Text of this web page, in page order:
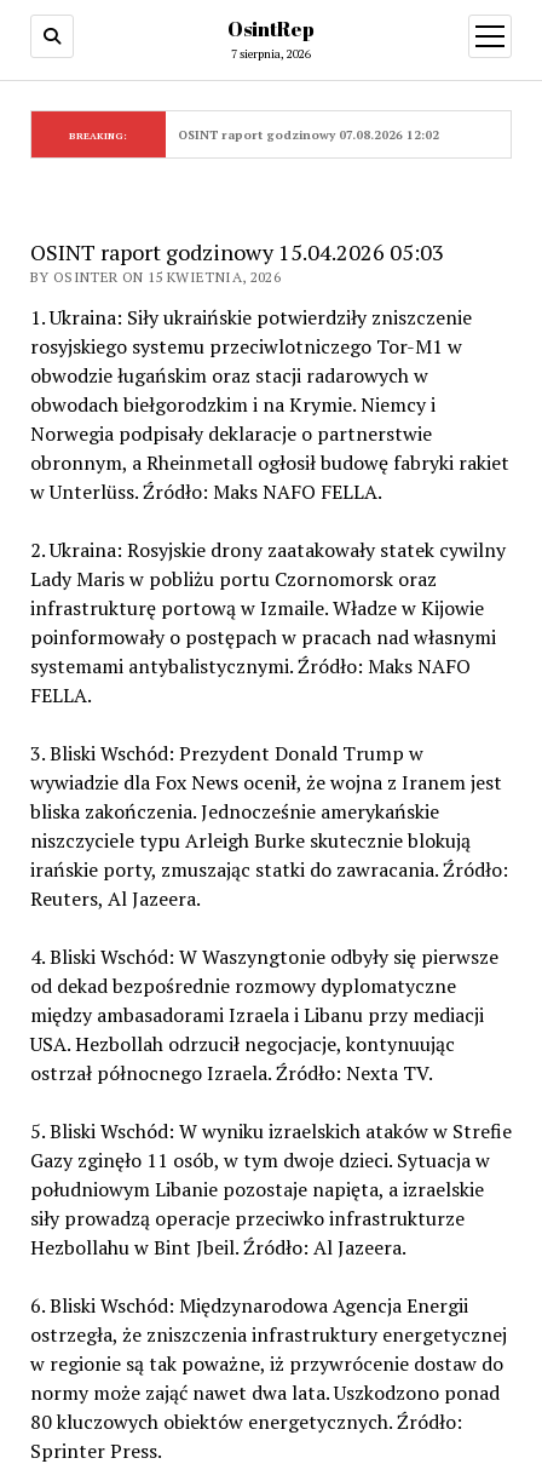
OsintRep
7 sierpnia, 2026
open
menu
BREAKING: OSINT raport godzinowy 07.08.2026 12:02
OSINT raport godzinowy 15.04.2026 05:03
BY OSINTER ON 15 KWIETNIA, 2026
1. Ukraina: Siły ukraińskie potwierdziły zniszczenie
rosyjskiego systemu przeciwlotniczego Tor-M1 w
obwodzie ługańskim oraz stacji radarowych w
obwodach biełgorodzkim i na Krymie. Niemcy i
Norwegia podpisały deklaracje o partnerstwie
obronnym, a Rheinmetall ogłosił budowę fabryki rakiet
w Unterlüss. Źródło: Maks NAFO FELLA.
2. Ukraina: Rosyjskie drony zaatakowały statek cywilny
Lady Maris w pobliżu portu Czornomorsk oraz
infrastrukturę portową w Izmaile. Władze w Kijowie
poinformowały o postępach w pracach nad własnymi
systemami antybalistycznymi. Źródło: Maks NAFO
FELLA.
3. Bliski Wschód: Prezydent Donald Trump w
wywiadzie dla Fox News ocenił, że wojna z Iranem jest
bliska zakończenia. Jednocześnie amerykańskie
niszczyciele typu Arleigh Burke skutecznie blokują
irańskie porty, zmuszając statki do zawracania. Źródło:
Reuters, Al Jazeera.
4. Bliski Wschód: W Waszyngtonie odbyły się pierwsze
od dekad bezpośrednie rozmowy dyplomatyczne
między ambasadorami Izraela i Libanu przy mediacji
USA. Hezbollah odrzucił negocjacje, kontynuując
ostrzał północnego Izraela. Źródło: Nexta TV.
5. Bliski Wschód: W wyniku izraelskich ataków w Strefie
Gazy zginęło 11 osób, w tym dwoje dzieci. Sytuacja w
południowym Libanie pozostaje napięta, a izraelskie
siły prowadzą operacje przeciwko infrastrukturze
Hezbollahu w Bint Jbeil. Źródło: Al Jazeera.
6. Bliski Wschód: Międzynarodowa Agencja Energii
ostrzegła, że zniszczenia infrastruktury energetycznej
w regionie są tak poważne, iż przywrócenie dostaw do
normy może zająć nawet dwa lata. Uszkodzono ponad
80 kluczowych obiektów energetycznych. Źródło:
Sprinter Press.